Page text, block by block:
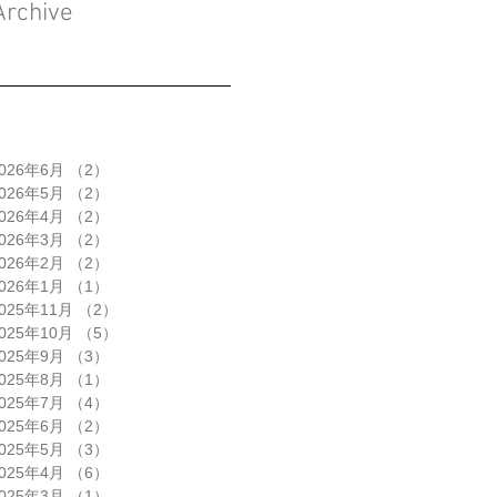
年6月 （2）
年5月
（2）
年4月
（2）
年3月
（2）
年2月
（2）
年1月
（1）
年11月
（2）
年10月
（5）
年9月
（3）
年8月
（1）
年7月
（4）
年6月
（2）
年5月
（3）
年4月
（6）